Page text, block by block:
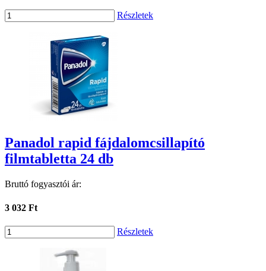
Részletek
Panadol rapid fájdalomcsillapító
filmtabletta 24 db
Bruttó fogyasztói ár:
3 032 Ft
Részletek